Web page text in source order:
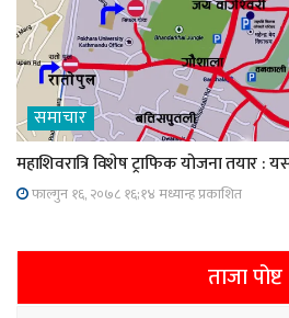
समाचार
महाशिवरात्रि विशेष ट्राफिक योजना तयार :
फाल्गुन १६, २०७८ १६;१४ मध्यान्ह प्रकाशित
ताजा पोष्ट